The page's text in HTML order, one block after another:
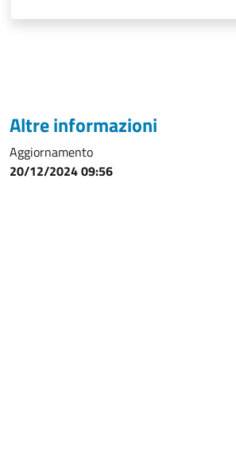
Altre informazioni
Aggiornamento
20/12/2024 09:56